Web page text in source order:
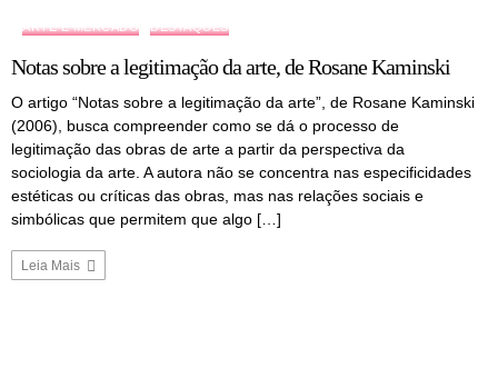
ARTE E MERCADO DESTAQUES
Notas sobre a legitimação da arte, de Rosane Kaminski
O artigo “Notas sobre a legitimação da arte”, de Rosane Kaminski
(2006), busca compreender como se dá o processo de
legitimação das obras de arte a partir da perspectiva da
sociologia da arte. A autora não se concentra nas especificidades
estéticas ou críticas das obras, mas nas relações sociais e
simbólicas que permitem que algo […]
Leia Mais